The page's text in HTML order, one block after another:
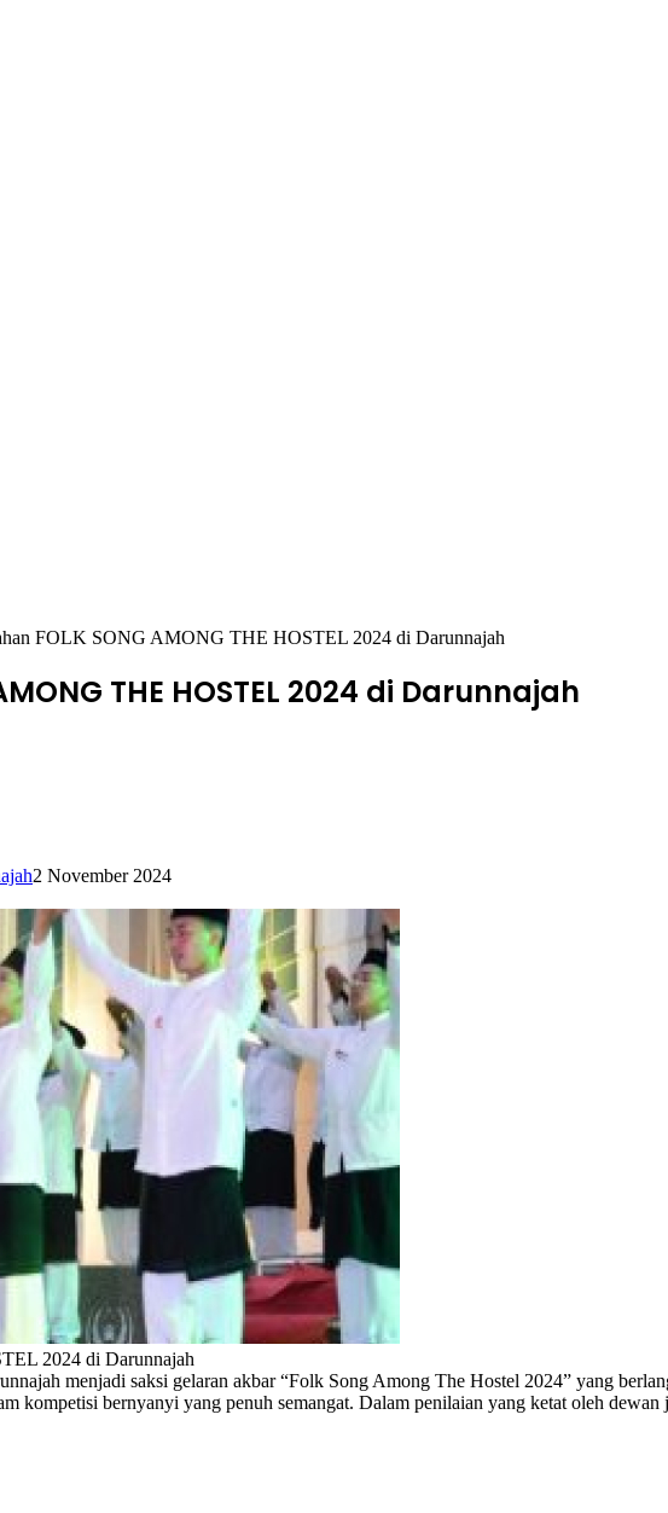
FOLK SONG AMONG THE HOSTEL 2024 di Darunnajah
THE HOSTEL 2024 di Darunnajah
2 November 2024
2024 di Darunnajah
menjadi saksi gelaran akbar “Folk Song Among The Hostel 2024” yang
kompetisi bernyanyi yang penuh semangat. Dalam penilaian yang ketat oleh